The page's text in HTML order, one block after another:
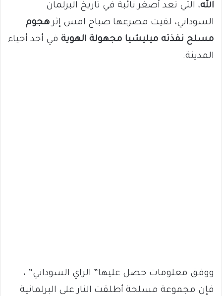
الله، التي تُعد أصغر نائبة في تاريخ البرلمان
السوداني، لقيت مصرعها صباح امس إثر هجوم
مسلح نفذته ميليشيا مجهولة الهوية في أحد أحياء
المدينة.
ووفق معلومات حصل عليها” الراي السوداني” ،
فإن مجموعة مسلحة أطلقت النار على البرلمانية